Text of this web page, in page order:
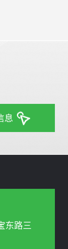
息
东路三